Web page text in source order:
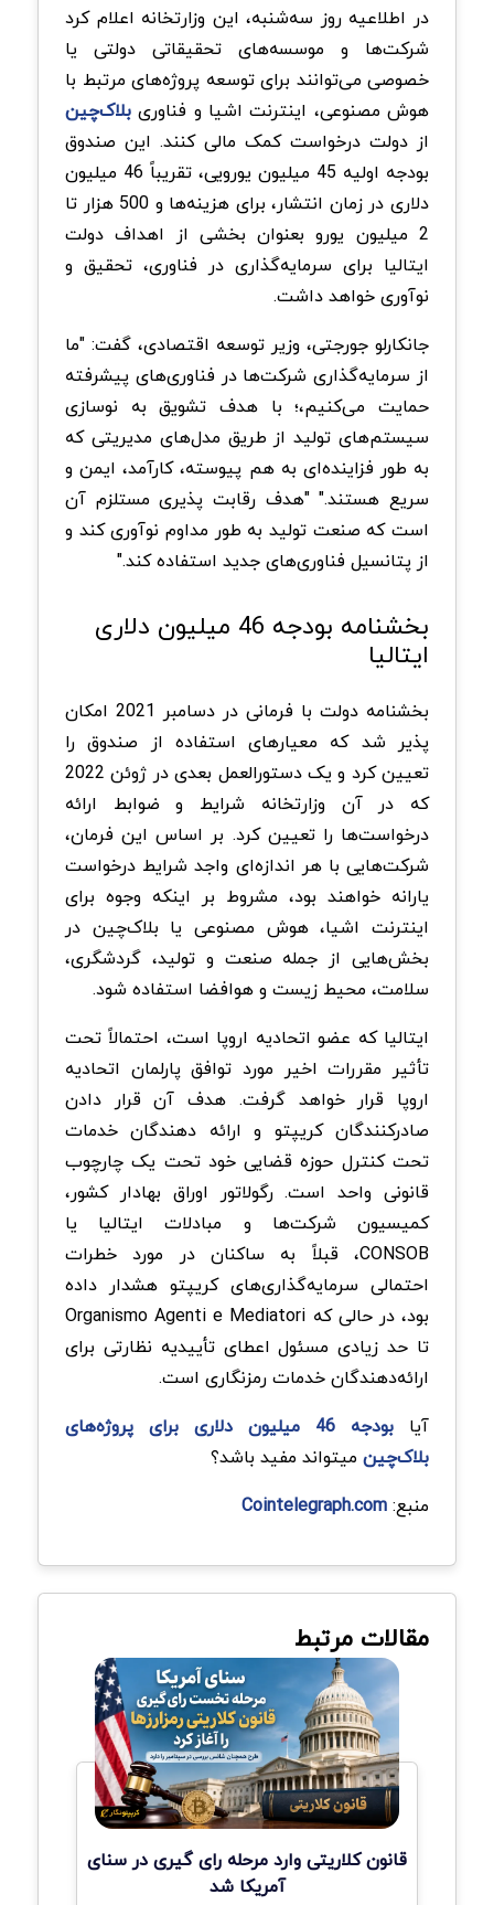
در اطلاعیه روز سه‌شنبه، این وزارتخانه اعلام کرد
شرکت‌ها و موسسه‌های تحقیقاتی دولتی یا
خصوصی می‌توانند برای توسعه پروژه‌های مرتبط با
هوش مصنوعی، اینترنت اشیا و فناوری بلاک‌چین
از دولت درخواست کمک مالی کنند. این صندوق
بودجه اولیه 45 میلیون یورویی، تقریباً 46 میلیون
دلاری در زمان انتشار، برای هزینه‌ها و 500 هزار تا
2 میلیون یورو بعنوان بخشی از اهداف دولت
ایتالیا برای سرمایه‌گذاری در فناوری، تحقیق و
نوآوری خواهد داشت.
جانکارلو جورجتی، وزیر توسعه اقتصادی، گفت: "ما
از سرمایه‌گذاری شرکت‌ها در فناوری‌های پیشرفته
حمایت می‌کنیم،؛ با هدف تشویق به نوسازی
سیستم‌های تولید از طریق مدل‌های مدیریتی که
به طور فزاینده‌ای به هم پیوسته، کارآمد، ایمن و
سریع هستند." "هدف رقابت پذیری مستلزم آن
است که صنعت تولید به طور مداوم نوآوری کند و
از پتانسیل فناوری‌های جدید استفاده کند."
بخشنامه بودجه 46 میلیون دلاری
ایتالیا
بخشنامه دولت با فرمانی در دسامبر 2021 امکان
پذیر شد که معیارهای استفاده از صندوق را
تعیین کرد و یک دستورالعمل بعدی در ژوئن 2022
که در آن وزارتخانه شرایط و ضوابط ارائه
درخواست‌ها را تعیین کرد. بر اساس این فرمان،
شرکت‌هایی با هر اندازه‌ای واجد شرایط درخواست
یارانه خواهند بود، مشروط بر اینکه وجوه برای
اینترنت اشیا، هوش مصنوعی یا بلاک‌چین در
بخش‌هایی از جمله صنعت و تولید، گردشگری،
سلامت، محیط ‌زیست و هوافضا استفاده شود.
ایتالیا که عضو اتحادیه اروپا است، احتمالاً تحت
تأثیر مقررات اخیر مورد توافق پارلمان اتحادیه
اروپا قرار خواهد گرفت. هدف آن قرار دادن
صادرکنندگان کریپتو و ارائه دهندگان خدمات
تحت کنترل حوزه قضایی خود تحت یک چارچوب
قانونی واحد است. رگولاتور اوراق بهادار کشور،
کمیسیون شرکت‌ها و مبادلات ایتالیا یا
CONSOB، قبلاً به ساکنان در مورد خطرات
احتمالی سرمایه‌گذاری‌های کریپتو هشدار داده
بود، در حالی که Organismo Agenti e Mediatori
تا حد زیادی مسئول اعطای تأییدیه نظارتی برای
ارائه‌دهندگان خدمات رمزنگاری است.
آیا
بودجه 46 میلیون دلاری برای پروژه‌های
بلاک‌چین میتواند مفید باشد؟
منبع:Cointelegraph.com
مقالات مرتبط
قانون کلاریتی وارد مرحله رای گیری در سنای
آمریکا شد